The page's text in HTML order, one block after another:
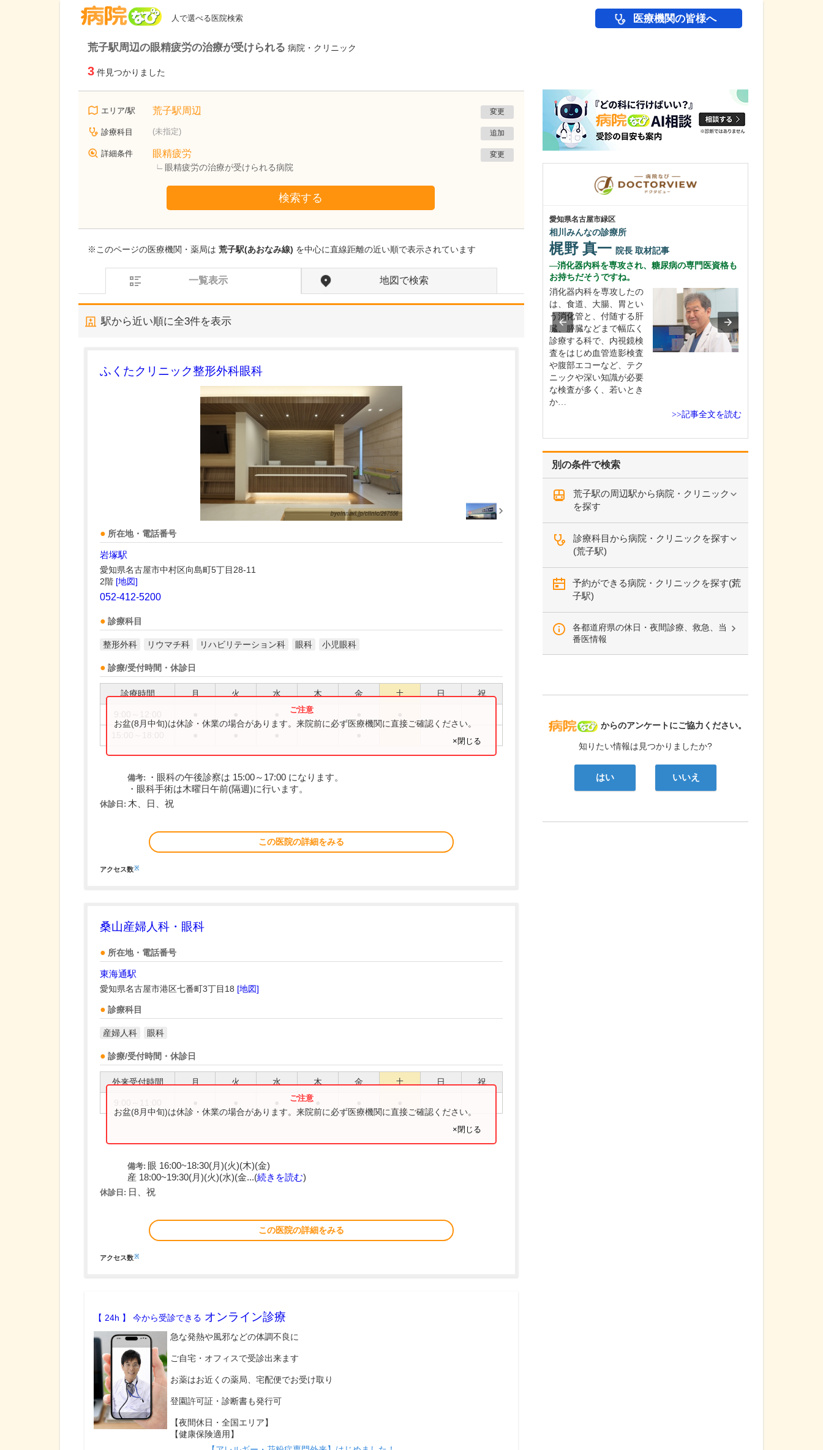
人で選べる医院検索 医療機関の皆様へ
荒子駅周辺の眼精疲労の治療が受けられる 病院・クリニック
3 件見つかりました
エリア/駅 荒子駅周辺 変更
診療科目 (未指定) 追加
詳細条件 眼精疲労
眼精疲労の治療が受けられる病院
変更
検索する
※このページの医療機関・薬局は 荒子駅(あおなみ線) を中心に直線距離の近い順で表示されています
一覧表示 地図で検索
駅から近い順に全3件を表示
ふくたクリニック整形外科眼科
所在地・電話番号
岩塚駅
愛知県名古屋市中村区向島町5丁目28-11
2階 [地図]
052-412-5200
診療科目
整形外科 リウマチ科 リハビリテーション科 眼科 小児眼科
診療/受付時間・休診日
診療時間 月 火 水 木 金 土 日 祝
お盆(8月中旬)は休診・休業の場合があります。来院前に必ず医療機関に直接ご確認ください。
×閉じる
備考:
・眼科の午後診察は 15:00～17:00 になります。
・眼科手術は木曜日午前(隔週)に行います。
休診日: 木、日、祝
この医院の詳細をみる
アクセス数※
桑山産婦人科・眼科
所在地・電話番号
東海通駅
愛知県名古屋市港区七番町3丁目18 [地図]
診療科目
産婦人科 眼科
診療/受付時間・休診日
外来受付時間 月 火 水 木 金 土 日 祝
お盆(8月中旬)は休診・休業の場合があります。来院前に必ず医療機関に直接ご確認ください。
×閉じる
備考: 眼 16:00~18:30(月)(火)(木)(金)
産 18:00~19:30(月)(火)(水)(金...(続きを読む)
休診日: 日、祝
この医院の詳細をみる
アクセス数※
【 24h 】 今から受診できる オンライン診療
急な発熱や風邪などの体調不良に
ご自宅・オフィスで受診出来ます
お薬はお近くの薬局、宅配便でお受け取り
登園許可証・診断書も発行可
【夜間休日・全国エリア】
【健康保険適用】
別の条件で検索
荒子駅の周辺駅から病院・クリニック
を探す
診療科目から病院・クリニックを探す
(荒子駅)
予約ができる病院・クリニックを探す(荒
子駅)
各都道府県の休日・夜間診療、救急、当
番医情報
病院なび
からのアンケートにご協力ください。
知りたい情報は見つかりましたか?
はい いいえ
愛知県名古屋市緑区
相川みんなの診療所
梶野 真一 院長 取材記事
消化器内科を専攻され、糖尿病の専門医資格も
お持ちだそうですね。
消化器内科を専攻したの
は、食道、大腸、胃とい
う消化管と、付随する肝
臓、膵臓などまで幅広く
診療する科で、内視鏡検
査をはじめ血管造影検査
や腹部エコーなど、テク
ニックや深い知識が必要
な検査が多く、若いとき
か…
>>記事全文を読む
さとこ内科クリニック
戸成 智子院長取材記事
けますか?
患者さん一人ひとりに合
った治療をご提案し、患
て…